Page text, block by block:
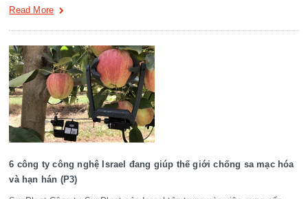
Read More
6 công ty công nghệ Israel đang giúp thế giới chống sa mạc hóa
và hạn hán (P3)